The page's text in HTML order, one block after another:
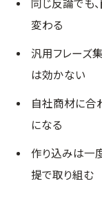
同じ反論でも、
変わる
汎用フレーズ
は効かない
自社商材に合
になる
作り込みは一
提で取り組む